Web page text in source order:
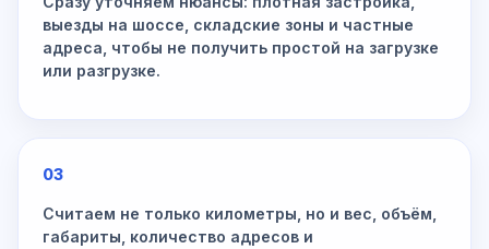
выезды на шоссе, складские зоны и частные
адреса, чтобы не получить простой на загрузке
или разгрузке.
03
Считаем не только километры, но и вес, объём,
габариты, количество адресов и